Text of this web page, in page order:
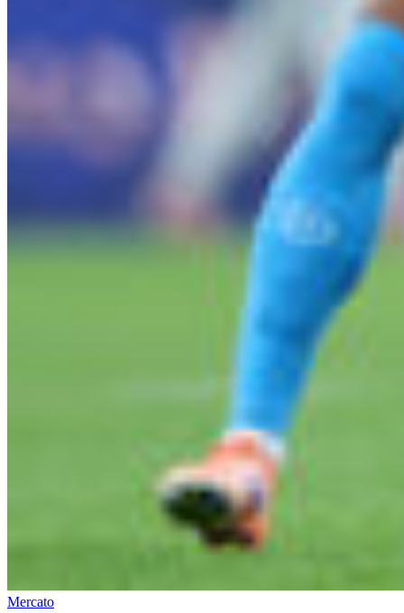
Mercato